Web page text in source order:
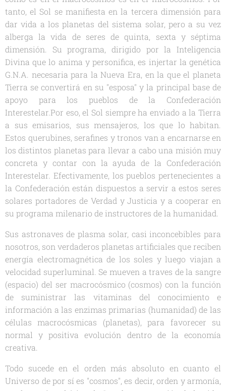
tanto, el Sol se manifiesta en la tercera dimensión para
dar vida a los planetas del sistema solar, pero a su vez
alberga la vida de seres de quinta, sexta y séptima
dimensión. Su programa, dirigido por la Inteligencia
Divina que lo anima y personifica, es injertar la genética
G.N.A. necesaria para la Nueva Era, en la que el planeta
Tierra se convertirá en su "esposa" y la principal base de
apoyo para los pueblos de la Confederación
Interestelar.Por eso, el Sol siempre ha enviado a la Tierra
a sus emisarios, sus mensajeros, los que lo habitan.
Estos querubines, serafines y tronos van a encarnarse en
los distintos planetas para llevar a cabo una misión muy
concreta y contar con la ayuda de la Confederación
Interestelar. Efectivamente, los pueblos pertenecientes a
la Confederación están dispuestos a servir a estos seres
solares portadores de Verdad y Justicia y a cooperar en
su programa milenario de instructores de la humanidad.
Sus astronaves de plasma solar, casi inconcebibles para
nosotros, son verdaderos planetas artificiales que reciben
energía electromagnética de los soles y luego viajan a
velocidad superluminal. Se mueven a traves de la sangre
(espacio) del ser macrocósmico (cosmos) con la función
de suministrar las vitaminas del conocimiento e
información a las enzimas primarias (humanidad) de las
células macrocósmicas (planetas), para favorecer su
normal y positiva evolución dentro de la economía
creativa.
Todo sucede en el orden más absoluto en cuanto el
Universo de por sí es "cosmos", es decir, orden y armonía,